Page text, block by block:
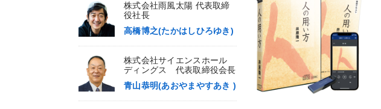
株式会社雨風太陽 代表取締
役社長
高橋博之(たかはしひろゆき)
株式会社サイエンスホール
ディングス 代表取締役会長
青山恭明(あおやまやすあき )